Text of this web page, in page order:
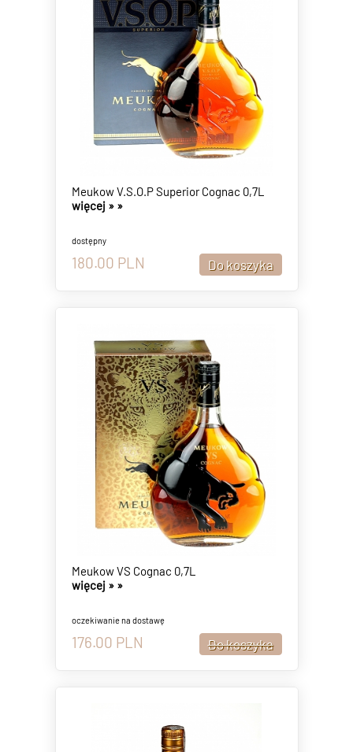
Meukow V.S.O.P Superior Cognac 0,7L
więcej » »
dostępny
180.00 PLN
Meukow VS Cognac 0,7L
więcej » »
oczekiwanie na dostawę
176.00 PLN